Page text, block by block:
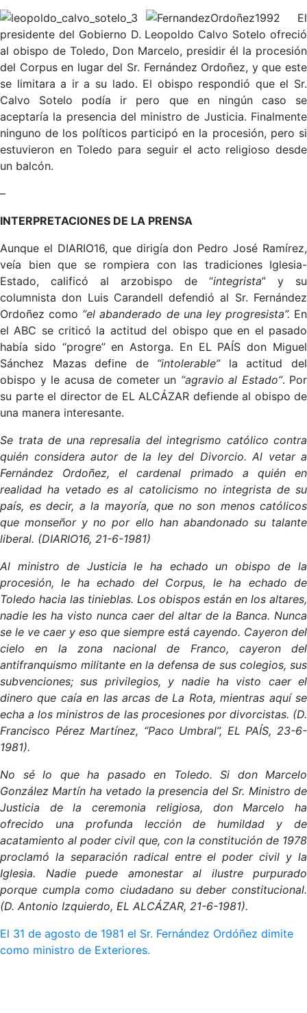
El
presidente del Gobierno D. Leopoldo Calvo Sotelo ofreció
al obispo de Toledo, Don Marcelo, presidir él la procesión
del Corpus en lugar del Sr. Fernández Ordoñez, y que este
se limitara a ir a su lado. El obispo respondió que el Sr.
Calvo Sotelo podía ir pero que en ningún caso se
aceptaría la presencia del ministro de Justicia. Finalmente
ninguno de los políticos participó en la procesión, pero si
estuvieron en Toledo para seguir el acto religioso desde
un balcón.
–
INTERPRETACIONES DE LA PRENSA
Aunque el DIARIO16, que dirigía don Pedro José Ramírez,
veía bien que se rompiera con las tradiciones Iglesia-
Estado, calificó al arzobispo de “integrista” y su
columnista don Luis Carandell defendió al Sr. Fernández
Ordoñez como “el abanderado de una ley progresista”. En
el ABC se criticó la actitud del obispo que en el pasado
había sido “progre” en Astorga. En EL PAÍS don Miguel
Sánchez Mazas define de “intolerable” la actitud del
obispo y le acusa de cometer un “agravio al Estado”. Por
su parte el director de EL ALCÁZAR defiende al obispo de
una manera interesante.
Se trata de una represalia del integrismo católico contra
quién considera autor de la ley del Divorcio. Al vetar a
Fernández Ordoñez, el cardenal primado a quién en
realidad ha vetado es al catolicismo no integrista de su
país, es decir, a la mayoría, que no son menos católicos
que monseñor y no por ello han abandonado su talante
liberal. (DIARIO16, 21-6-1981)
Al ministro de Justicia le ha echado un obispo de la
procesión, le ha echado del Corpus, le ha echado de
Toledo hacia las tinieblas. Los obispos están en los altares,
nadie les ha visto nunca caer del altar de la Banca. Nunca
se le ve caer y eso que siempre está cayendo. Cayeron del
cielo en la zona nacional de Franco, cayeron del
antifranquismo militante en la defensa de sus colegios, sus
subvenciones; sus privilegios, y nadie ha visto caer el
dinero que caía en las arcas de La Rota, mientras aquí se
echa a los ministros de las procesiones por divorcistas. (D.
Francisco Pérez Martínez, “Paco Umbral”, EL PAÍS, 23-6-
1981).
No sé lo que ha pasado en Toledo. Si don Marcelo
González Martín ha vetado la presencia del Sr. Ministro de
Justicia de la ceremonia religiosa, don Marcelo ha
ofrecido una profunda lección de humildad y de
acatamiento al poder civil que, con la constitución de 1978
proclamó la separación radical entre el poder civil y la
Iglesia. Nadie puede amonestar al ilustre purpurado
porque cumpla como ciudadano su deber constitucional.
(D. Antonio Izquierdo, EL ALCÁZAR, 21-6-1981).
El 31 de agosto de 1981 el Sr. Fernández Ordóñez dimite
como ministro de Exteriores.